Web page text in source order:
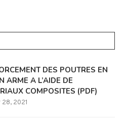
DES POUTRES EN
ARME A L’AIDE DE
COMPOSITES (PDF)
2021